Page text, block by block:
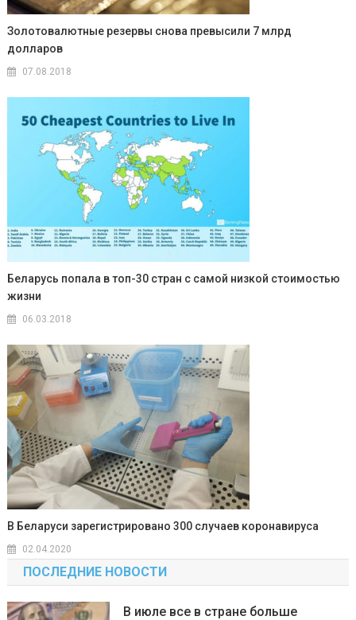
Золотовалютные резервы снова превысили 7 млрд
долларов
07.08.2018
Беларусь попала в топ-30 стран с самой низкой стоимостью
жизни
06.03.2018
В Беларуси зарегистрировано 300 случаев коронавируса
02.04.2020
ПОСЛЕДНИЕ НОВОСТИ
В июле все в стране больше